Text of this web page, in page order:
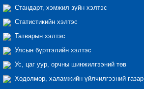
Стандарт, хэмжил зүйн хэлтэс
Статистикийн хэлтэс
Татварын хэлтэс
Улсын бүртгэлийн хэлтэс
Ус, цаг уур, орчны шинжилгээний төв
Хөдөлмөр, халамжийн үйлчилгээний газар